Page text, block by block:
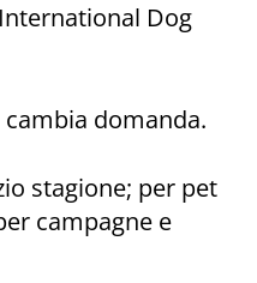
Dog
cambia domanda.
stagione; per pet
campagne e